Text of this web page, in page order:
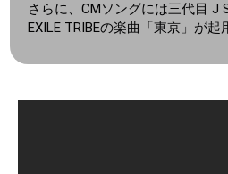
さらに、CMソングには三代目 J
EXILE TRIBEの楽曲「東京」が起